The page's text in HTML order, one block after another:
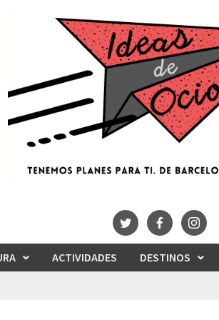
ACTIVIDADES DESTINOS